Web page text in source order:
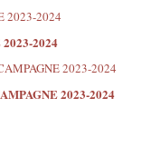
2024
2023-2024